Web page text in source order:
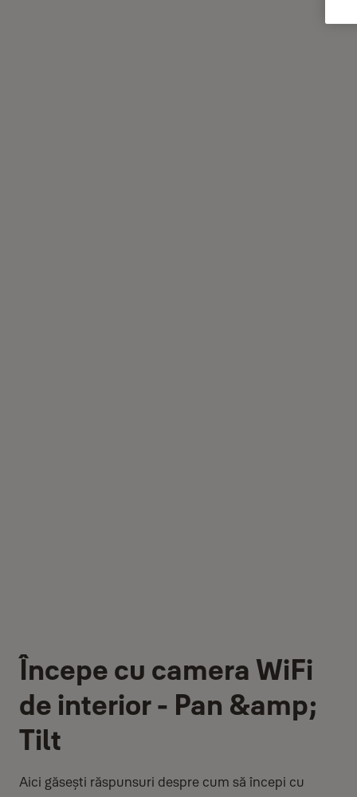
Începe cu camera WiFi
de interior - Pan &amp;
Tilt
Aici găsești răspunsuri despre cum să începi cu